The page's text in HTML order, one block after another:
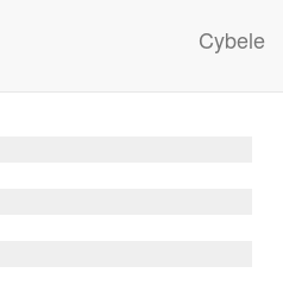
Cybele